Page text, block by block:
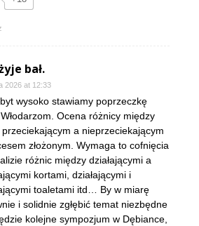
bał.
2026 at 12:33
wysoko stawiamy poprzeczkę
Ocena różnicy między
a nieprzeciekającym
złożonym. Wymaga to cofnięcia
różnic między działającymi a
kortami, działającymi i
toaletami itd… By w miarę
i solidnie zgłębić temat niezbędne
kolejne sympozjum w Dębiance,